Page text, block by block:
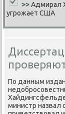
>>Адмирал
угрожает США
По данным
министр назвал